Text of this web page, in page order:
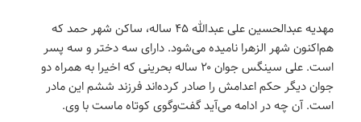
مهدیه عبدالحسین علی عبدالله ۴۵ ساله، ساکن شهر حمد که
هم‌اکنون شهر الزهرا نامیده می‌شود. دارای سه دختر و سه پسر
است. علی سینگس جوان ۲۰ ساله بحرینی که اخیرا به همراه دو
جوان دیگر حکم اعدامش را صادر کرده‌اند فرزند ششم این مادر
است. آن چه در ادامه می‌آید گفت‌وگوی کوتاه ماست با وی.